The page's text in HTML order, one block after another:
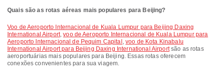
Quais são as rotas aéreas mais populares para Beijing?
voo de Aeroporto Internacional de Kuala Lumpur para Beijing Daxing
International Airport,voo de Aeroporto Internacional de Kuala Lumpur para
Aeroporto Internacional de Pequim Capital ,voo de Kota Kinabalu
International Airport para Beijing Daxing International Airportsão as rotas
aeroportuárias mais populares para Beijing. Essas rotas oferecem
conexões convenientes para sua viagem.